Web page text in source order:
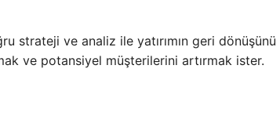
strateji ve analiz ile yatırımın geri dönüşünü
ve potansiyel müşterilerini artırmak ister.